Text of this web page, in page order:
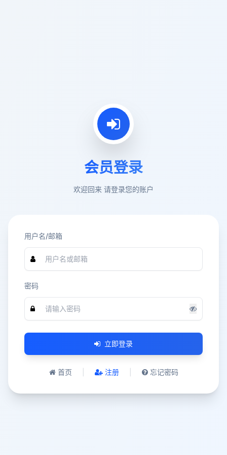
会员登录
欢迎回来 请登录您的账户
用户名/邮箱
密码
立即登录
首页 注册 忘记密码